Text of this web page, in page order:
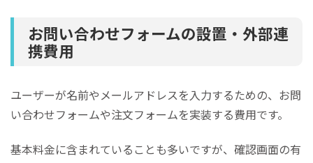
お問い合わせフォームの設置・外部連
携費用
ユーザーが名前やメールアドレスを入力するための、お問
い合わせフォームや注文フォームを実装する費用です。
基本料金に含まれていることも多いですが、確認画面の有